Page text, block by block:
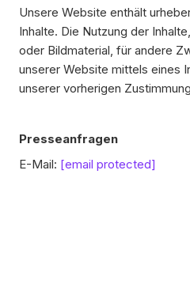
Unsere Website enthält
Inhalte. Die Nutzung der
oder Bildmaterial, für andere
unserer Website mittels eines
unserer vorherigen
Presseanfragen
E-Mail: [email protected]